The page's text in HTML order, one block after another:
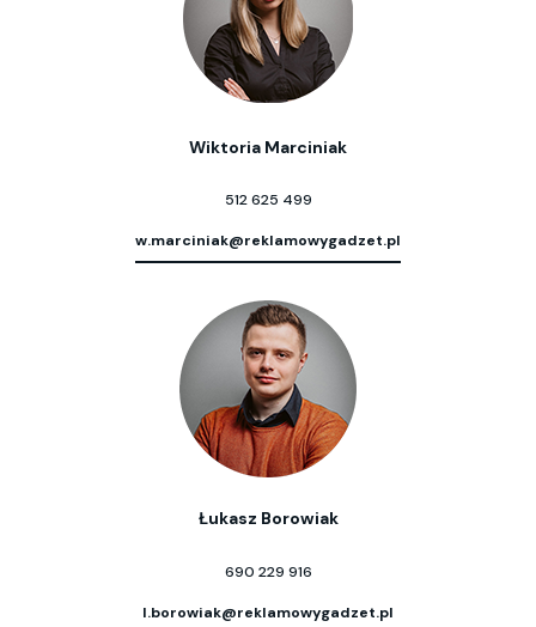
Wiktoria Marciniak
512 625 499
w.marciniak@reklamowygadzet.pl
Łukasz Borowiak
690 229 916
l.borowiak@reklamowygadzet.pl